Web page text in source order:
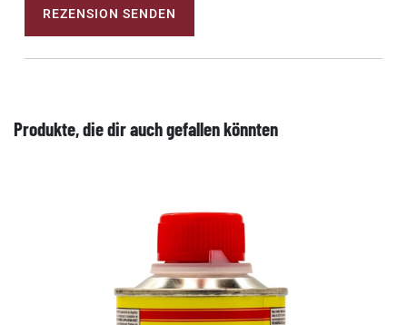
REZENSION SENDEN
Produkte, die dir auch gefallen könnten